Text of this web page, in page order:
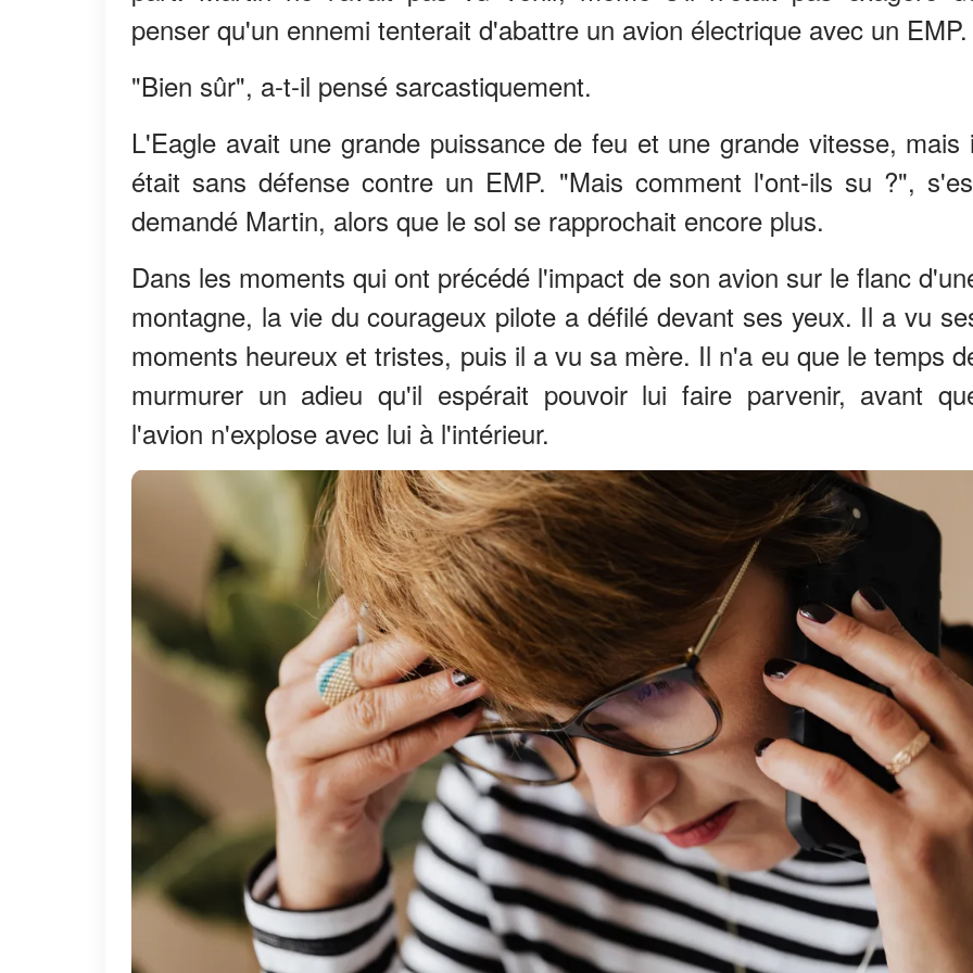
penser qu'un ennemi tenterait d'abattre un avion électrique avec un EMP.
"Bien sûr", a-t-il pensé sarcastiquement.
L'Eagle avait une grande puissance de feu et une grande vitesse, mais
était sans défense contre un EMP. "Mais comment l'ont-ils su ?",
demandé Martin, alors que le sol se rapprochait encore plus.
Dans les moments qui ont précédé l'impact de son avion sur le flanc
montagne, la vie du courageux pilote a défilé devant ses yeux. Il a vu
moments heureux et tristes, puis il a vu sa mère. Il n'a eu que le temps
murmurer un adieu qu'il espérait pouvoir lui faire parvenir, avant
l'avion n'explose avec lui à l'intérieur.